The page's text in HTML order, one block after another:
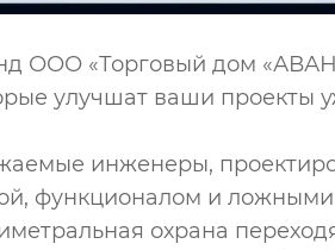
ООО «Торговый дом
улучшат ваши проекты
инженеры,
функционалом и ложными
охрана